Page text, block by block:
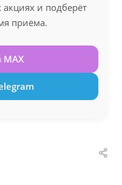
и подберёт
приёма.
MAX